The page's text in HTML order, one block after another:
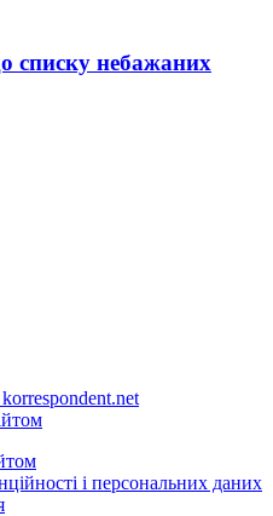
списку небажаних
і персональних даних